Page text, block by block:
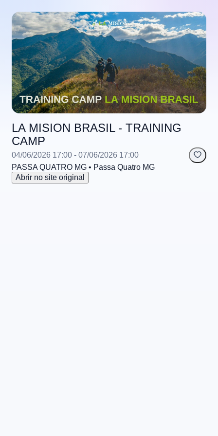
LA MISION BRASIL - TRAINING
CAMP
04/06/2026 17:00 - 07/06/2026 17:00
PASSA QUATRO MG • Passa Quatro MG
Abrir no site original